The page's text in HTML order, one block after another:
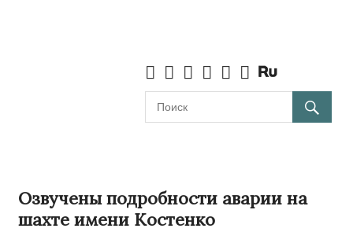
Озвучены подробности аварии на
шахте имени Костенко